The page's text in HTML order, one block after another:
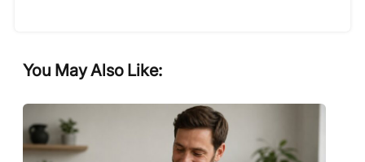
You May Also Like: